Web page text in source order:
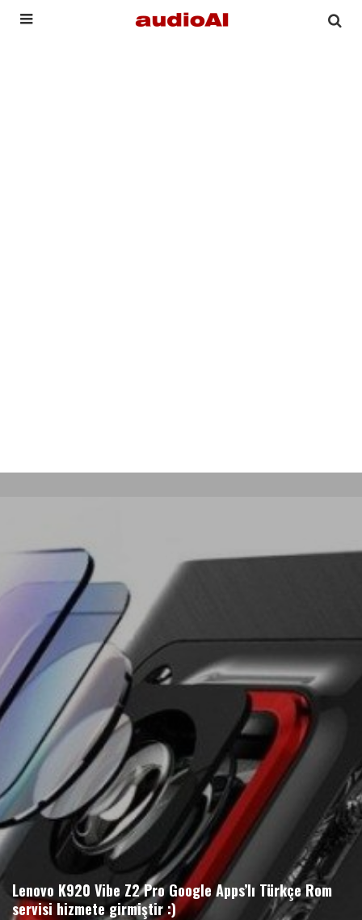
Lenovo K920 Vibe Z2 Pro Google Apps’lı Türkçe Rom
servisi hizmete girmiştir :)